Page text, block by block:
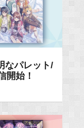
なパレット/
開始！